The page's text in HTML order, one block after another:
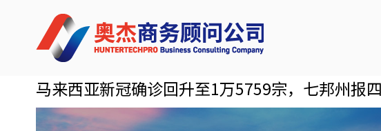
Home
马来西亚新冠确诊回升至1万5759宗，七邦州报